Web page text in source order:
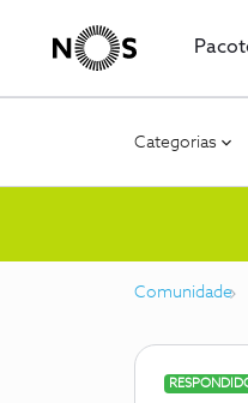
Categorias
Comunidade